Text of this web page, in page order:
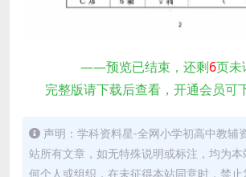
——预览已结束，还剩6页
完整版请下载后查看，开通会员可
声明：学科资料星-全网小学初高中教辅
站所有文章，如无特殊说明或标注，均为
何个人或组织，在未征得本站同意时，禁